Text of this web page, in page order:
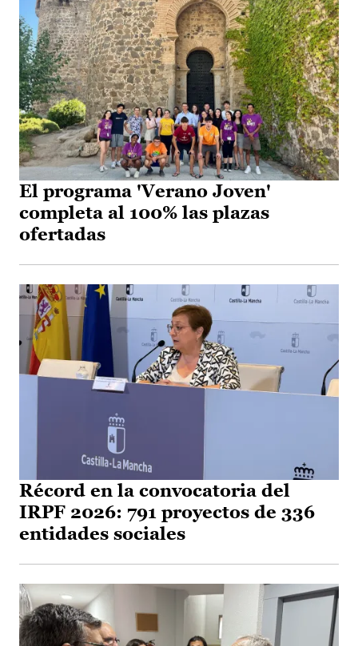
El programa 'Verano Joven'
completa al 100% las plazas
ofertadas
Récord en la convocatoria del
IRPF 2026: 791 proyectos de 336
entidades sociales